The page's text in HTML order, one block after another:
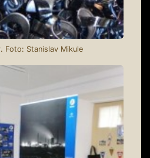
Foto: Stanislav Mikule